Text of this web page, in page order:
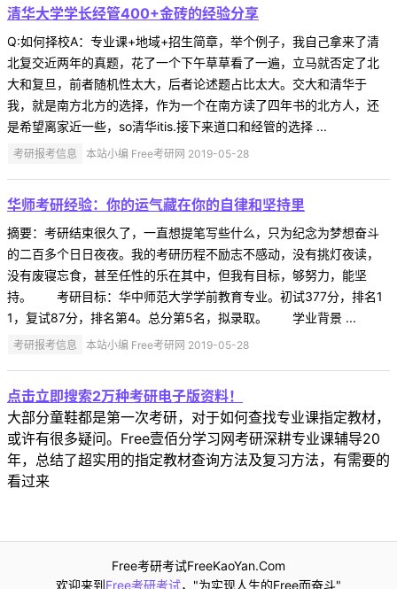
清华大学学长经管400+金砖的经验分享
Q:如何择校A：专业课+地域+招生简章，举个例子，我自己拿来了清
北复交近两年的真题，花了一个下午草草看了一遍，立马就否定了北
大和复旦，前者随机性太大，后者论述题占比太大。交大和清华于
我，就是南方北方的选择，作为一个在南方读了四年书的北方人，还
是希望离家近一些，so清华itis.接下来道口和经管的选择 ...
考研报考信息 本站小编 Free考研网 2019-05-28
华师考研经验：你的运气藏在你的自律和坚持里
摘要：考研结束很久了，一直想提笔写些什么，只为纪念为梦想奋斗
的二百多个日日夜夜。我的考研历程不励志不感动，没有挑灯夜读，
没有废寝忘食，甚至任性的乐在其中，但我有目标，够努力，能坚
持。 考研目标：华中师范大学学前教育专业。初试377分，排名1
1，复试87分，排名第4。总分第5名，拟录取。 学业背景 ...
考研报考信息 本站小编 Free考研网 2019-05-28
点击立即搜索2万种考研电子版资料！
大部分童鞋都是第一次考研，对于如何查找专业课指定教材，
或许有很多疑问。Free壹佰分学习网考研深耕专业课辅导20
年，总结了超实用的指定教材查询方法及复习方法，有需要的
看过来
Free考研考试FreeKaoYan.Com
欢迎来到Free考研考试，"为实现人生的Free而奋斗"